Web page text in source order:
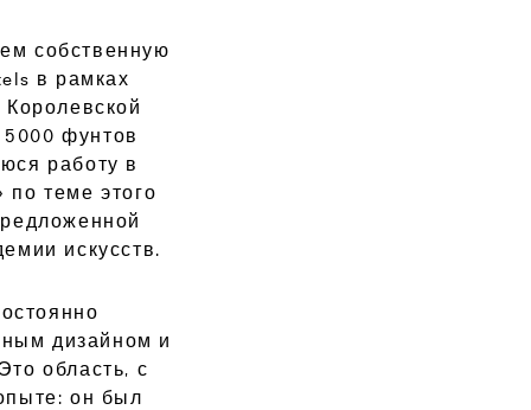
собственную
в рамках
фунтов
работу в
по теме этого
искусств.
дизайном и
область, с
он был